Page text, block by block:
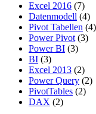
Excel 2016 (7)
Datenmodell (4)
Pivot Tabellen (4)
Power Pivot (3)
Power BI (3)
BI (3)
Excel 2013 (2)
Power Query (2)
PivotTables (2)
DAX (2)